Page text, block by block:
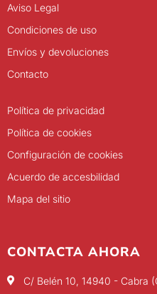
Aviso Legal
Condiciones de uso
Envíos y devoluciones
Contacto
Política de privacidad
Política de cookies
Configuración de cookies
Acuerdo de accesbilidad
Mapa del sitio
CONTACTA AHORA
C/ Belén 10, 14940 - Cabra